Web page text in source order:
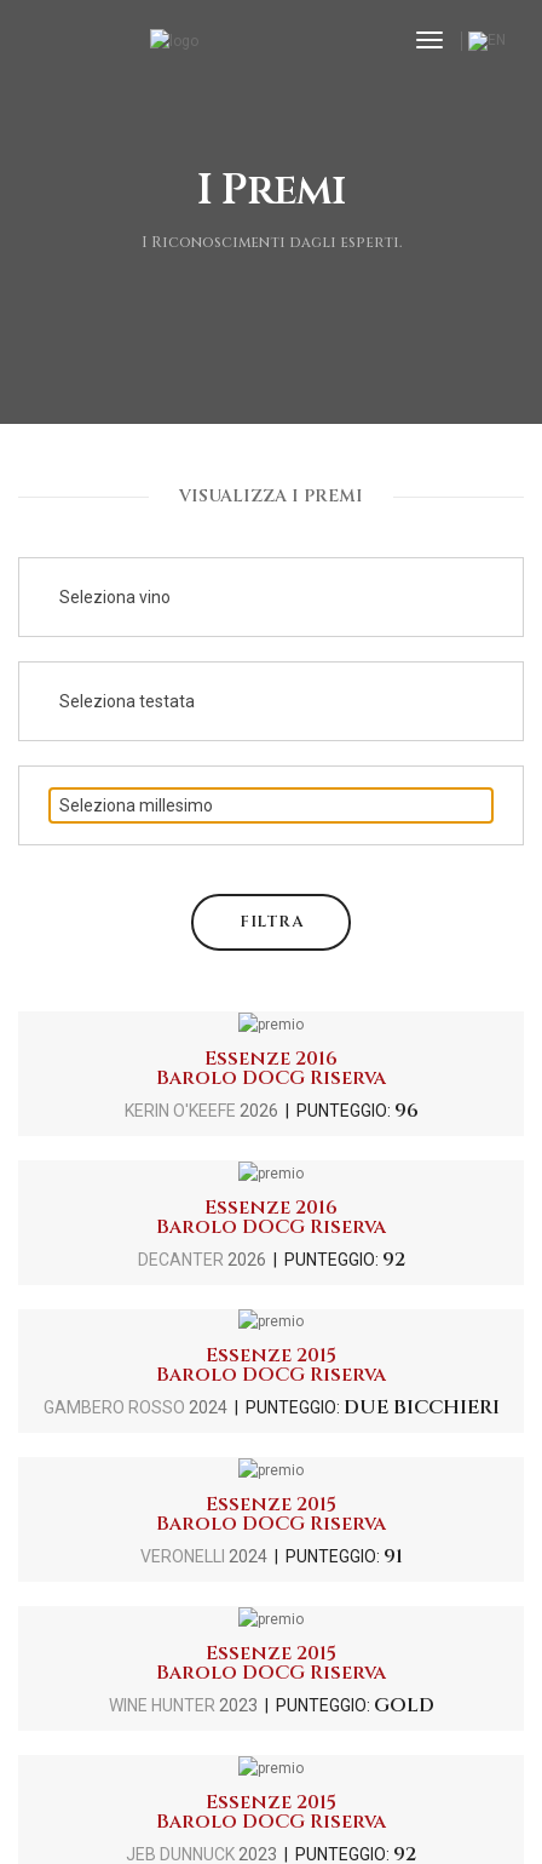
toggle
I Premi
I Riconoscimenti dagli esperti.
VISUALIZZA I PREMI
Seleziona vino
Seleziona testata
Seleziona millesimo
FILTRA
Essenze 2016
Barolo DOCG Riserva
KERIN O'KEEFE 2026 | PUNTEGGIO: 96
Essenze 2016
Barolo DOCG Riserva
DECANTER 2026 | PUNTEGGIO: 92
Essenze 2015
Barolo DOCG Riserva
GAMBERO ROSSO 2024| PUNTEGGIO: DUE BICCHIERI
Essenze 2015
Barolo DOCG Riserva
VERONELLI 2024| PUNTEGGIO: 91
Essenze 2015
Barolo DOCG Riserva
WINE HUNTER 2023 | PUNTEGGIO: GOLD
Essenze 2015
Barolo DOCG Riserva
JEB DUNNUCK 2023 | PUNTEGGIO: 92